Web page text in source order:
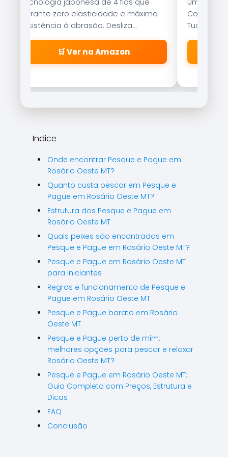
Tecnologia japonesa de 4 fios que
garante zero elasticidade e máxima
resistência à abrasão. Desliza
suavemente pelos passadores.
🛒 Ver na Amazon
Uma das
Com
Tucunaré
qualquer
Indice
Onde encontrar Pesque e Pague em
Rosário Oeste MT?
Quanto custa pescar em Pesque e
Pague em Rosário Oeste MT?
Estrutura dos Pesque e Pague em
Rosário Oeste MT
Quais peixes são encontrados em
Pesque e Pague em Rosário Oeste MT?
Pesque e Pague em Rosário Oeste MT
para iniciantes
Regras e funcionamento de Pesque e
Pague em Rosário Oeste MT
Pesque e Pague barato em Rosário
Oeste MT
Pesque e Pague perto de mim:
melhores opções para pescar e relaxar
Rosário Oeste MT?
Pesque e Pague em Rosário Oeste MT:
Guia Completo com Preços, Estrutura e
Dicas
FAQ
Conclusão